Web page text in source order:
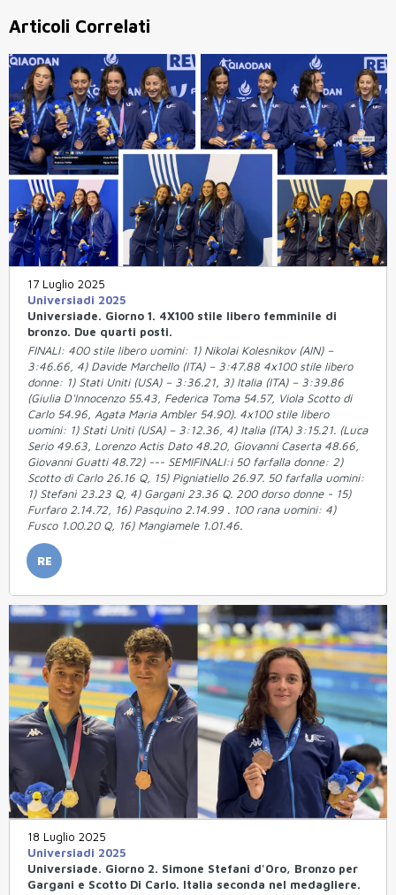
Articoli Correlati
17 Luglio 2025
Universiadi 2025
Universiade. Giorno 1. 4X100 stile libero femminile di
bronzo. Due quarti posti.
FINALI: 400 stile libero uomini: 1) Nikolai Kolesnikov (AIN) –
3:46.66, 4) Davide Marchello (ITA) – 3:47.88 4x100 stile libero
donne: 1) Stati Uniti (USA) – 3:36.21, 3) Italia (ITA) – 3:39.86
(Giulia D'Innocenzo 55.43, Federica Toma 54.57, Viola Scotto di
Carlo 54.96, Agata Maria Ambler 54.90). 4x100 stile libero
uomini: 1) Stati Uniti (USA) – 3:12.36, 4) Italia (ITA) 3:15.21. (Luca
Serio 49.63, Lorenzo Actis Dato 48.20, Giovanni Caserta 48.66,
Giovanni Guatti 48.72) --- SEMIFINALI:i 50 farfalla donne: 2)
Scotto di Carlo 26.16 Q, 15) Pigniatiello 26.97. 50 farfalla uomini:
1) Stefanì 23.23 Q, 4) Gargani 23.36 Q. 200 dorso donne - 15)
Furfaro 2.14.72, 16) Pasquino 2.14.99 . 100 rana uomini: 4)
Fusco 1.00.20 Q, 16) Mangiamele 1.01.46.
RE
18 Luglio 2025
Universiadi 2025
Universiade. Giorno 2. Simone Stefani d'Oro, Bronzo per
Gargani e Scotto Di Carlo. Italia seconda nel medagliere.